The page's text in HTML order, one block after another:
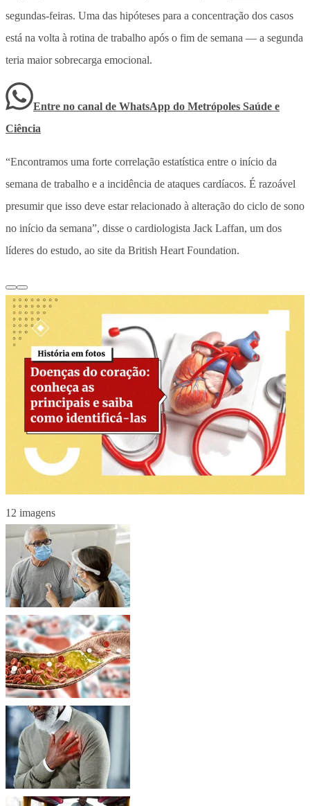
segundas-feiras. Uma das hipóteses para a concentração dos casos
está na volta à rotina de trabalho após o fim de semana — a segunda
teria maior sobrecarga emocional.
Entre no canal de WhatsApp do Metrópoles Saúde e
Ciência
“Encontramos uma forte correlação estatística entre o início da
semana de trabalho e a incidência de ataques cardíacos. É razoável
presumir que isso deve estar relacionado à alteração do ciclo de sono
no início da semana”, disse o cardiologista Jack Laffan, um dos
líderes do estudo, ao site da British Heart Foundation.
12 imagens